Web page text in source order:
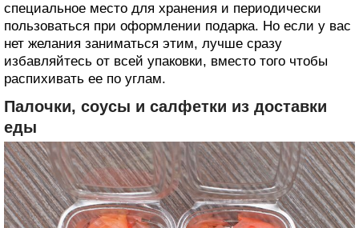
специальное место для хранения и периодически
пользоваться при оформлении подарка. Но если у вас
нет желания заниматься этим, лучше сразу
избавляйтесь от всей упаковки, вместо того чтобы
распихивать ее по углам.
Палочки, соусы и салфетки из доставки
еды